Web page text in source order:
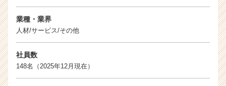
チ
（C
h
業種・業界
人材/サービス/その他
社員数
148名（2025年12月現在）